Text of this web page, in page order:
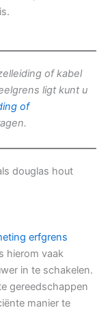
of kabel
ligt kunt u
of
douglas hout
erfgrens
hierom vaak
in te schakelen.
gereedschappen
manier te